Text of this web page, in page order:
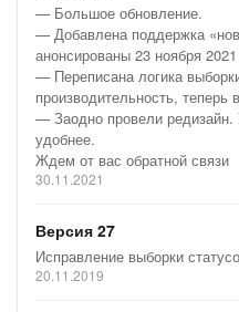
— Большое обновление.
— Добавлена поддержка
анонсированы 23 ноября
— Переписана логика
производительность, теперь
— Заодно провели
удобнее.
Ждем от вас обратной связи
30.11.2021
Версия 27
Исправление выборки
20.11.2019